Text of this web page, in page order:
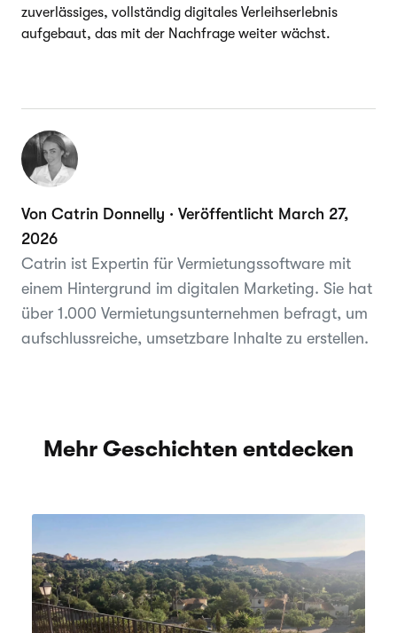
zuverlässiges, vollständig digitales Verleihserlebnis
aufgebaut, das mit der Nachfrage weiter wächst.
Von Catrin Donnelly · Veröffentlicht March 27,
2026
Catrin ist Expertin für Vermietungssoftware mit
einem Hintergrund im digitalen Marketing. Sie hat
über 1.000 Vermietungsunternehmen befragt, um
aufschlussreiche, umsetzbare Inhalte zu erstellen.
Mehr Geschichten entdecken